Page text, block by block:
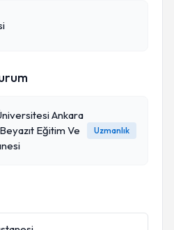
Ankara
Beyazıt Eğitim Ve
Uzmanlık